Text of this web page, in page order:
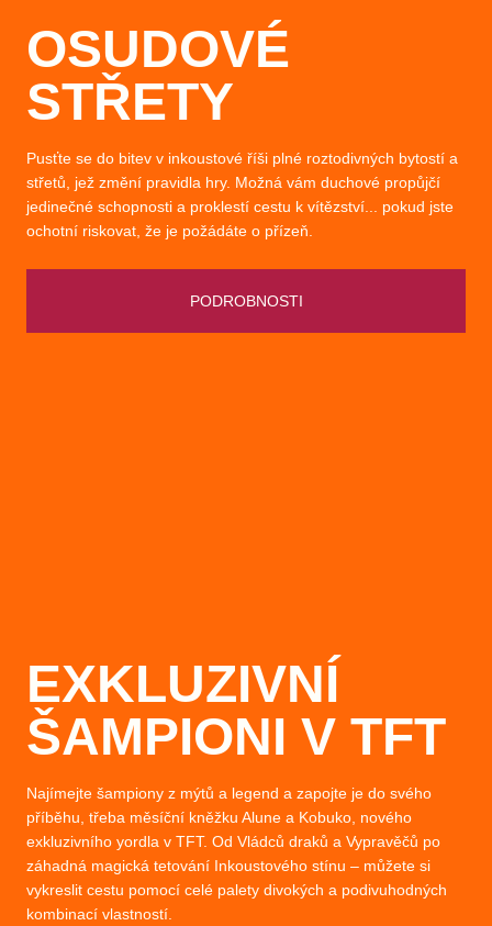
OSUDOVÉ
STŘETY
Pusťte se do bitev v inkoustové říši plné roztodivných bytostí a
střetů, jež změní pravidla hry. Možná vám duchové propůjčí
jedinečné schopnosti a proklestí cestu k vítězství... pokud jste
ochotní riskovat, že je požádáte o přízeň.
PODROBNOSTI
EXKLUZIVNÍ
ŠAMPIONI V TFT
Najímejte šampiony z mýtů a legend a zapojte je do svého
příběhu, třeba měsíční kněžku Alune a Kobuko, nového
exkluzivního yordla v TFT. Od Vládců draků a Vypravěčů po
záhadná magická tetování Inkoustového stínu – můžete si
vykreslit cestu pomocí celé palety divokých a podivuhodných
kombinací vlastností.